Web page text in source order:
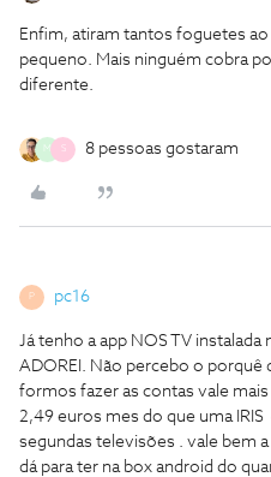
Enfim, atiram tantos foguetes
pequeno. Mais ninguém cobra
diferente.
M S 8 pessoas gostaram
P pc16
Já tenho a app NOS TV
ADOREI. Não percebo o porquê
formos fazer as contas vale
2,49 euros mes do que uma
segundas televisões . vale bem
dá para ter na box android do